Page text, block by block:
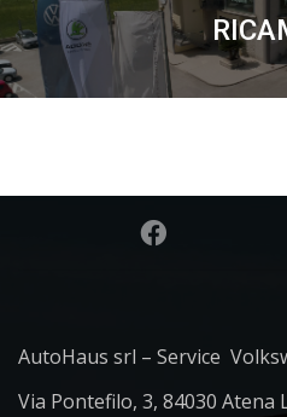
AutoHaus srl – Service
Via Pontefilo, 3, 84030 Atena